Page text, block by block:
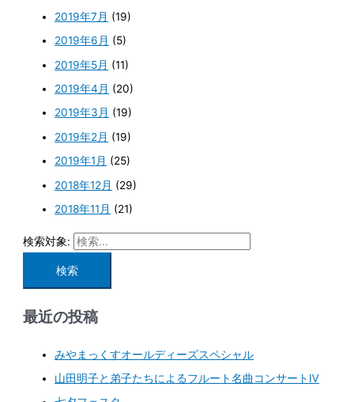
2019年7月 (19)
2019年6月 (5)
2019年5月 (11)
2019年4月 (20)
2019年3月 (19)
2019年2月 (19)
2019年1月 (25)
2018年12月 (29)
2018年11月 (21)
検索対象:
最近の投稿
みやまっくすオールディーズスペシャル
山田明子と弟子たちによるフルート名曲コンサートⅣ